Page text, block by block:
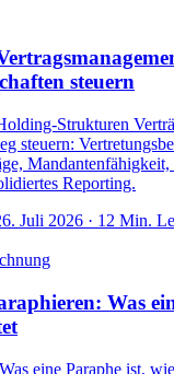
steuern
Strukturen
steuern:
Reporting.
Juli 2026 · 12 Min.
Was
eine Paraphe ist,